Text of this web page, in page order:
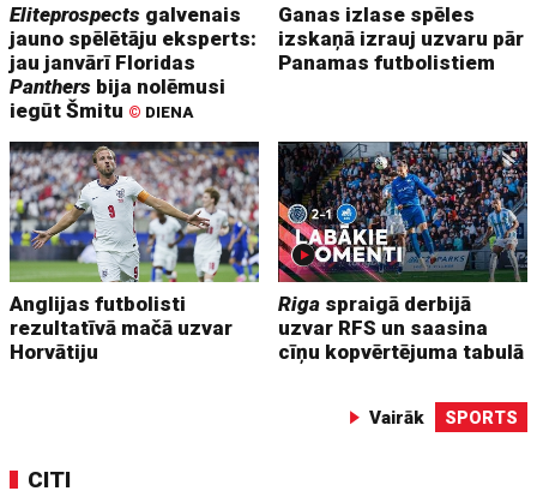
Eliteprospects galvenais
jauno spēlētāju eksperts:
jau janvārī Floridas
Panthers bija nolēmusi
iegūt Šmitu © DIENA
Ganas izlase spēles
izskaņā izrauj uzvaru pār
Panamas futbolistiem
Anglijas futbolisti
rezultatīvā mačā uzvar
Horvātiju
Riga spraigā derbijā
uzvar RFS un saasina
cīņu kopvērtējuma tabulā
Vairāk SPORTS
CITI